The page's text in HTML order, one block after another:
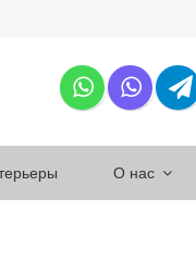
О нас